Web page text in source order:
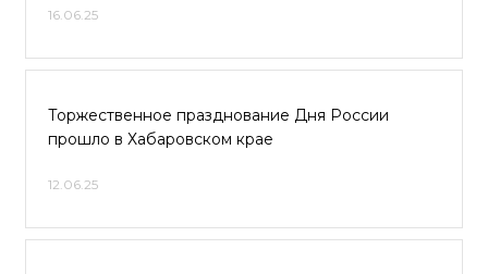
16.06.25
Торжественное празднование Дня России
прошло в Хабаровском крае
12.06.25